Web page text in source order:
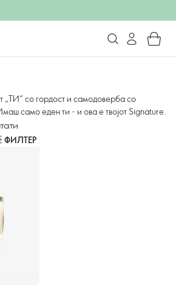
„ТИ“ со гордост и самодоверба со
само еден ти - и ова е твојот Signature.
ФИЛТЕР